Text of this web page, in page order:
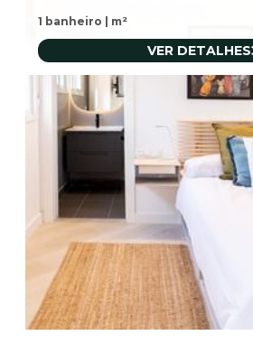
1 banheiro m²
VER DETALHES